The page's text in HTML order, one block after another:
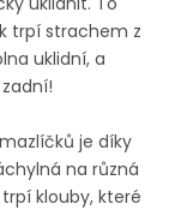
trpí strachem z
uklidní, a
je díky
na různá
klouby, které